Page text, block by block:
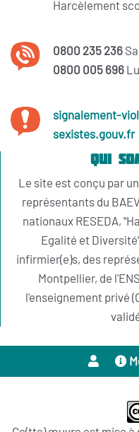
Harcèlement
0800 235 236
0800 005 696
signalement-
sexistes.gouv.fr
Qui
Le site est conçu par
représentants du
nationaux RESEDA,
Egalité et
infirmier(e)s, des
Montpellier, de
l'enseignement privé